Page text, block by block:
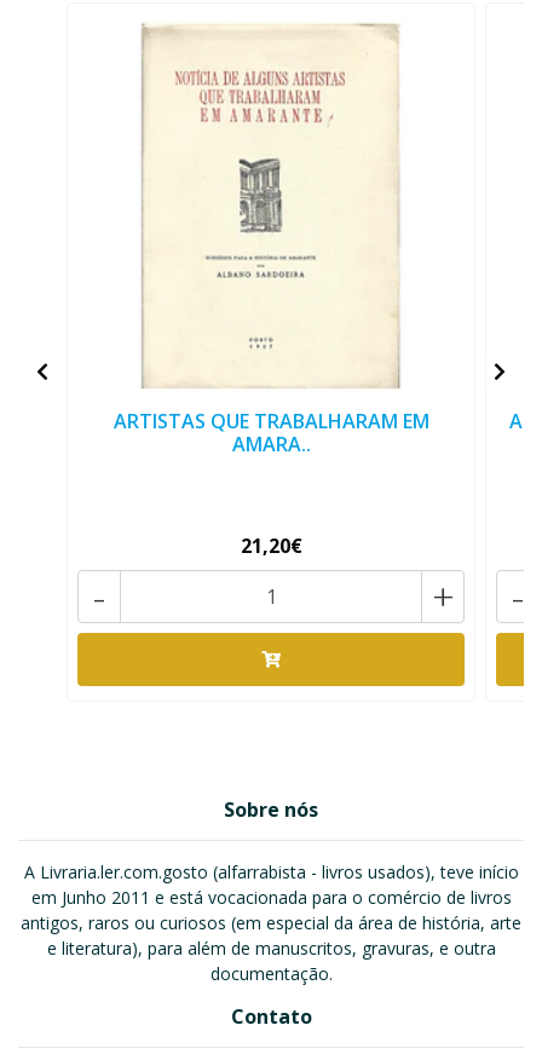
ARTISTAS QUE TRABALHARAM EM
AMARA..
21,20€
+
- -
Sobre nós
A Livraria.ler.com.gosto (alfarrabista - livros usados), teve início
em Junho 2011 e está vocacionada para o comércio de livros
antigos, raros ou curiosos (em especial da área de história, arte
e literatura), para além de manuscritos, gravuras, e outra
documentação.
Contato